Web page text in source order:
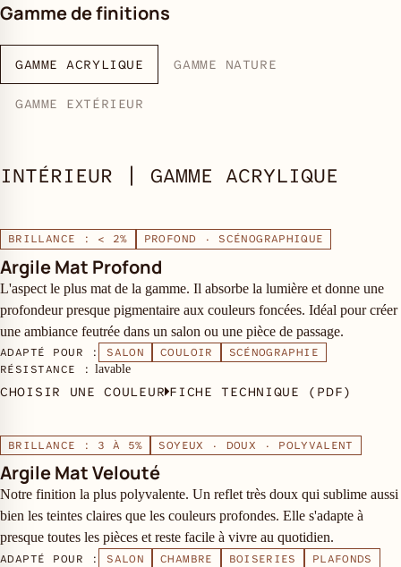
Gamme de finitions
GAMME ACRYLIQUE GAMME NATURE
GAMME EXTÉRIEUR
INTÉRIEUR | GAMME ACRYLIQUE
BRILLANCE : < 2% PROFOND · SCÉNOGRAPHIQUE
Argile Mat Profond
L'aspect le plus mat de la gamme. Il absorbe la lumière et donne une
profondeur presque pigmentaire aux couleurs foncées. Idéal pour créer
une ambiance feutrée dans un salon ou une pièce de passage.
ADAPTÉ POUR : SALON COULOIR
SCÉNOGRAPHIE
RÉSISTANCE : lavable
CHOISIR UNE COULEUR FICHE TECHNIQUE (PDF)
BRILLANCE : 3 À 5% SOYEUX · DOUX · POLYVALENT
Argile Mat Velouté
Notre finition la plus polyvalente. Un reflet très doux qui sublime aussi
bien les teintes claires que les couleurs profondes. Elle s'adapte à
presque toutes les pièces et reste facile à vivre au quotidien.
ADAPTÉ POUR : SALON CHAMBRE BOISERIES
PLAFONDS